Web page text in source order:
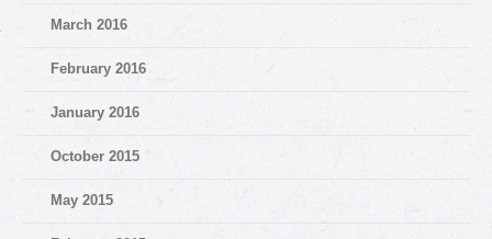
March 2016
February 2016
January 2016
October 2015
May 2015